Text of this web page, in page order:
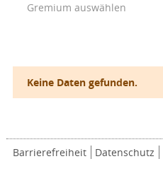
Gremium auswählen
Keine Daten gefunden.
Barrierefreiheit Datenschutz